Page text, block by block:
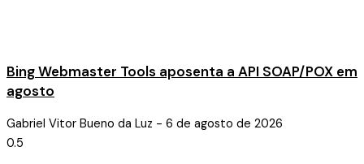
Bing Webmaster Tools aposenta a API SOAP/POX em
agosto
Gabriel Vitor Bueno da Luz 6 de agosto de 2026